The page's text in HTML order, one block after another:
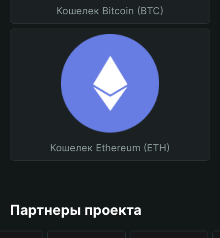
Кошелек Bitcoin (BTC)
Кошелек Ethereum (ETH)
Партнеры проекта